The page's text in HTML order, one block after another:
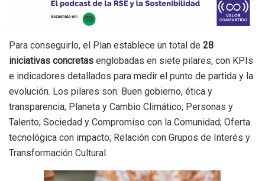
Para conseguirlo, el Plan establece un total de 28
iniciativas concretas englobadas en siete pilares, con KPIs
e indicadores detallados para medir el punto de partida y la
evolución. Los pilares son: Buen gobierno, ética y
transparencia; Planeta y Cambio Climático; Personas y
Talento; Sociedad y Compromiso con la Comunidad; Oferta
tecnológica con impacto; Relación con Grupos de Interés y
Transformación Cultural.